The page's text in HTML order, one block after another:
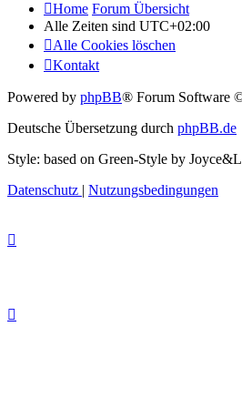
Home Forum Übersicht
Alle Zeiten sind UTC+02:00
Alle Cookies löschen
Kontakt
Powered by phpBB® Forum Software
Deutsche Übersetzung durch phpBB.de
Style: based on Green-Style by
Datenschutz | Nutzungsbedingungen